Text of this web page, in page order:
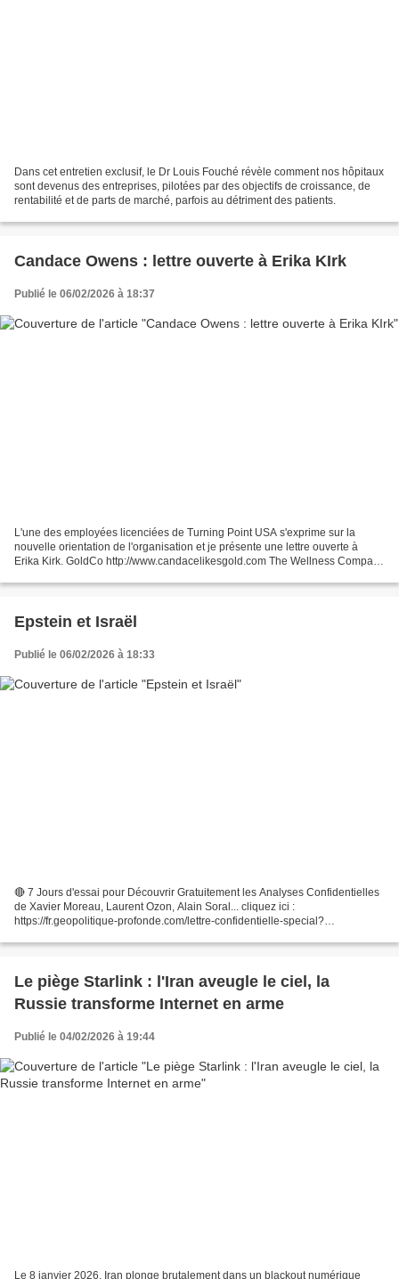
Dans cet entretien exclusif, le Dr Louis Fouché révèle comment nos hôpitaux
sont devenus des entreprises, pilotées par des objectifs de croissance, de
rentabilité et de parts de marché, parfois au détriment des patients.
Candace Owens : lettre ouverte à Erika KIrk
Publié le 06/02/2026 à 18:37
L'une des employées licenciées de Turning Point USA s'exprime sur la
nouvelle orientation de l'organisation et je présente une lettre ouverte à
Erika Kirk. GoldCo​ http://www.candacelikesgold.com The Wellness Company
Epstein et Israël
Publié le 06/02/2026 à 18:33
🔴 7 Jours d'essai pour Découvrir Gratuitement les Analyses Confidentielles
de Xavier Moreau, Laurent Ozon, Alain Soral... cliquez ici :
https://fr.geopolitique-profonde.com/lettre-confidentielle-special?
Le piège Starlink : l'Iran aveugle le ciel, la
Russie transforme Internet en arme
Publié le 04/02/2026 à 19:44
Le 8 janvier 2026, Iran plonge brutalement dans un blackout numérique